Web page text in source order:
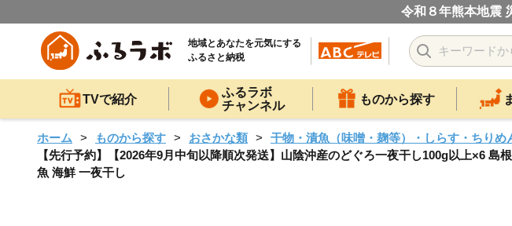
令和８年熊本地震
地域とあなたを元気にする
ふるさと納税
TVで紹介
ふるラボ
チャンネル
ものから探す
ホーム ものから探す おさかな類
干物・漬魚（味噌・麹等）・しらす・ちりめ
【先行予約】【2026年9月中旬以降順次発送】山陰沖産のどぐろ一夜干し100g以上×6
魚 海鮮 一夜干し